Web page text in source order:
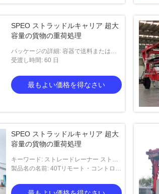
SPEO ストラッドルキャリア 超大
容量の貨物の重荷処理
パッケージの詳細: 容器で送料または卸
荷機で送料
受渡し時間: 60 日
最もよい価格を得なさい
SPEO ストラッドルキャリア 超大
容量の貨物の重荷処理
キーワード: ストレードレーナー ストレ
ードレーナー ストレードレーナー スト
トレードレーナー ストレードレーナー
製品名の名前: 40Tリモート・コントロー